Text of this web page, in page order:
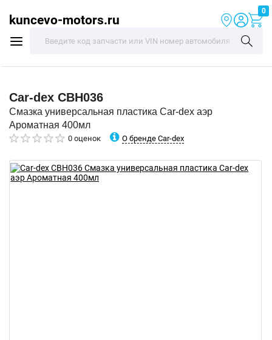
kuncevo-motors.ru
0
Car-dex CBH036
Смазка универсальная пластика Car-dex аэр
Ароматная 400мл
0 оценок О бренде Car-dex